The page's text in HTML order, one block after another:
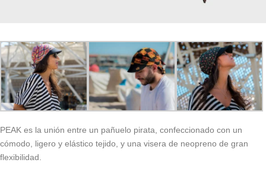
PEAK es la unión entre un pañuelo pirata, confeccionado con un
cómodo, ligero y elástico tejido, y una visera de neopreno de gran
flexibilidad.